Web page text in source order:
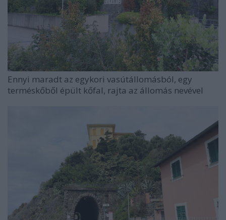
Ennyi maradt az egykori vasútállomásból, egy
terméskőből épült kőfal, rajta az állomás nevével